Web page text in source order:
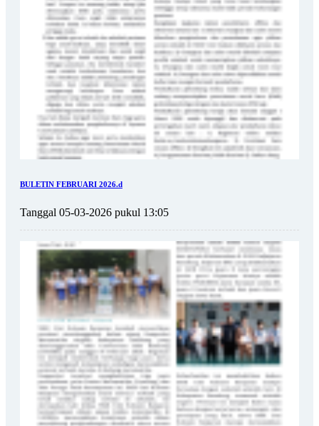
BULETIN FEBRUARI 2026.d
Tanggal 05-03-2026 pukul 13:05